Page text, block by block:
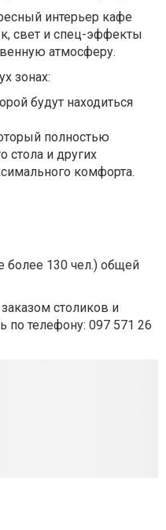
интерьер кафе
свет и спец-эффекты
атмосферу.
зонах:
будут находиться
полностью
стола и других
комфорта.
более 130 чел.) общей
заказом столиков и
по телефону: 097 571 26